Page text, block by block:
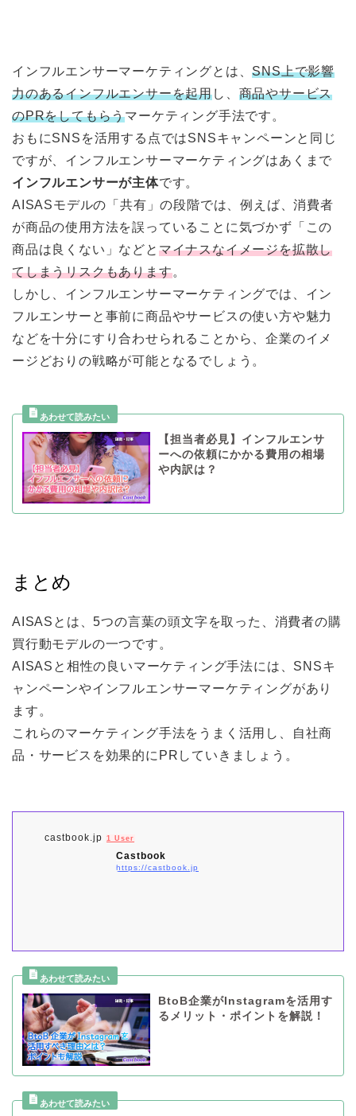
インフルエンサーマーケティングとは、SNS上で影響
力のあるインフルエンサーを起用し、 商品やサービス
のPRをしてもらうマーケティング手法です。
おもにSNSを活用する点ではSNSキャンペーンと同じ
ですが、インフルエンサーマーケティングはあくまで
インフルエンサーが主体です。
AISASモデルの「共有」の段階では、例えば、消費者
が商品の使用方法を誤っていることに気づかず「この
商品は良くない」などと マイナスなイメージを拡散し
てしまうリスクもあります。
しかし、インフルエンサーマーケティングでは、イン
フルエンサーと事前に商品やサービスの使い方や魅力
などを十分にすり合わせられることから、企業のイメ
ージどおりの戦略が可能となるでしょう。
【担当者必見】インフルエンサ
ーへの依頼にかかる費用の相場
や内訳は？
まとめ
AISASとは、5つの言葉の頭文字を取った、消費者の購
買行動モデルの一つです。
AISASと相性の良いマーケティング手法には、SNSキ
ャンペーンやインフルエンサーマーケティングがあり
ます。
これらのマーケティング手法をうまく活用し、自社商
品・サービスを効果的にPRしていきましょう。
castbook.jp 1 User
Castbook
https://castbook.jp
BtoB企業がInstagramを活用す
るメリット・ポイントを解説！